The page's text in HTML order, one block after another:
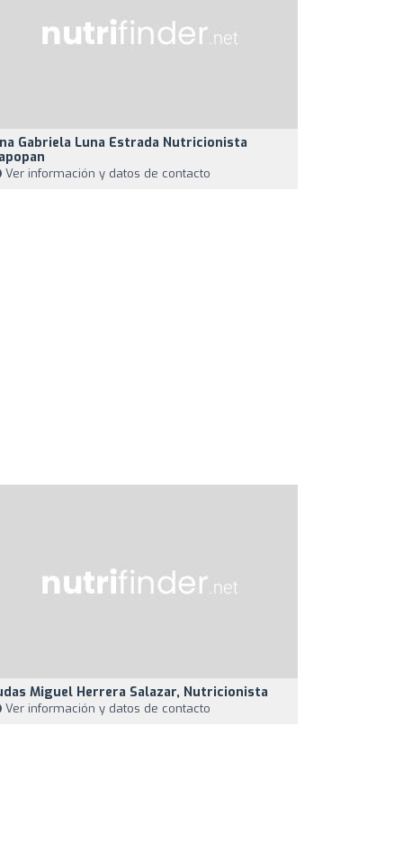
Gabriela Luna Estrada Nutricionista
Ver información y datos de contacto
Miguel Herrera Salazar, Nutricionista
Ver información y datos de contacto